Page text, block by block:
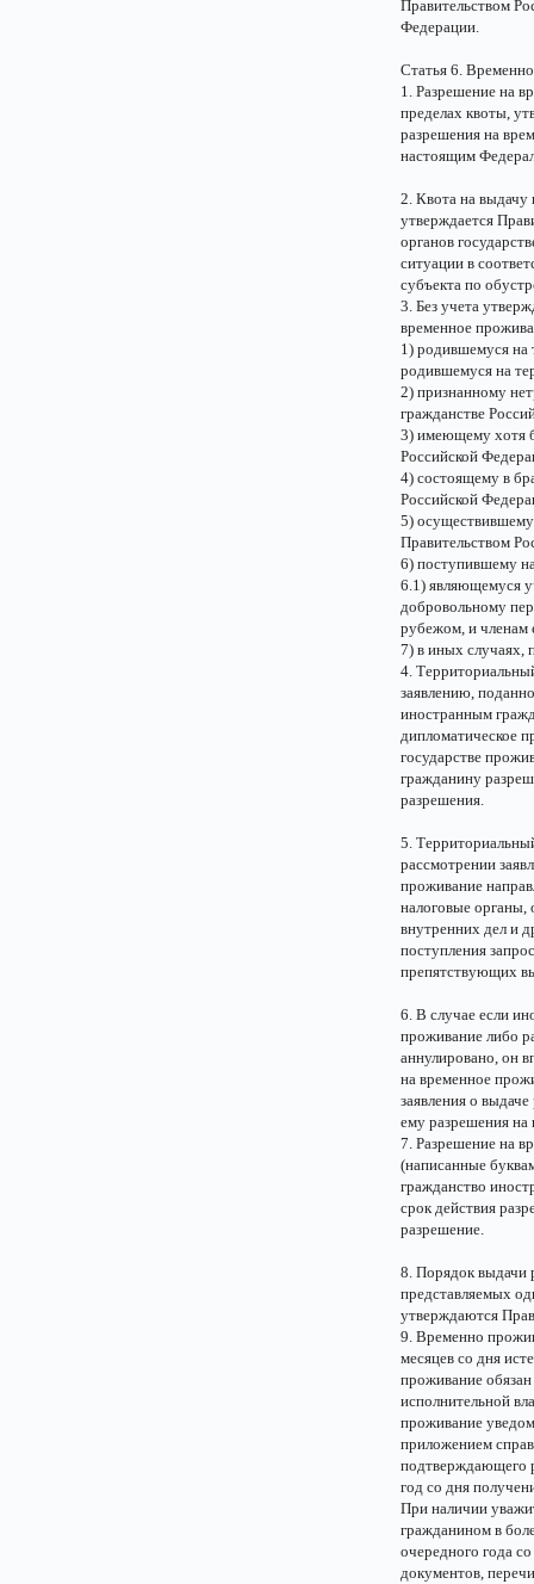
Правительством
Федерации.
Статья 6.
1. Разрешение на
пределах квоты,
разрешения на
настоящим
2. Квота на
утверждается
органов
ситуации в
субъекта по
3. Без учета
временное
1) родившемуся
родившемуся на
2) признанному
гражданстве
3) имеющему хотя
Российской
4) состоящему в
Российской
5) осуществившему
Правительством
6) поступившему
6.1) являющемуся
добровольному
рубежом, и членам
7) в иных случаях,
4.
заявлению,
иностранным
дипломатическое
государстве
гражданину
разрешения.
5.
рассмотрении
проживание
налоговые органы,
внутренних дел и
поступления
препятствующих
6. В случае если
проживание либо
аннулировано, он
на временное
заявления о
ему разрешения
7. Разрешение на
(написанные
гражданство
срок действия
разрешение.
8. Порядок выдачи
представляемых
утверждаются
9. Временно
месяцев со дня
проживание
исполнительной
проживание
приложением
подтверждающего
год со дня
При наличии
гражданином в
очередного года
документов,